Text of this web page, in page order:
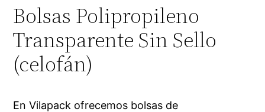
Bolsas Polipropileno
Transparente Sin Sello
(celofán)
En Vilapack ofrecemos bolsas de